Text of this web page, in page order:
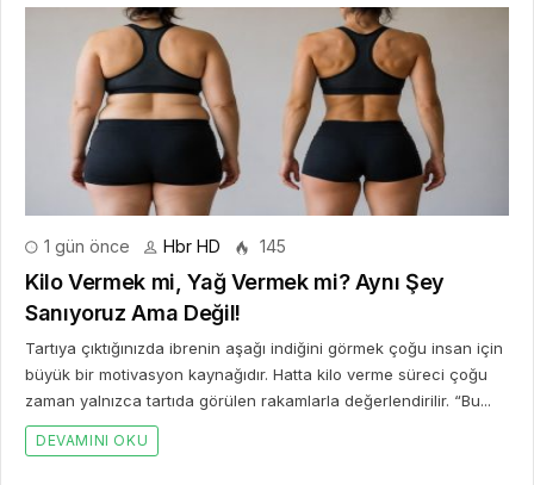
1 gün önce Hbr HD 145
Kilo Vermek mi, Yağ Vermek mi? Aynı Şey
Sanıyoruz Ama Değil!
Tartıya çıktığınızda ibrenin aşağı indiğini görmek çoğu insan için
büyük bir motivasyon kaynağıdır. Hatta kilo verme süreci çoğu
zaman yalnızca tartıda görülen rakamlarla değerlendirilir. “Bu...
DEVAMINI OKU